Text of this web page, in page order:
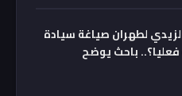
لطهران صياغة سيادة
فعليا؟.. باحث يوضح